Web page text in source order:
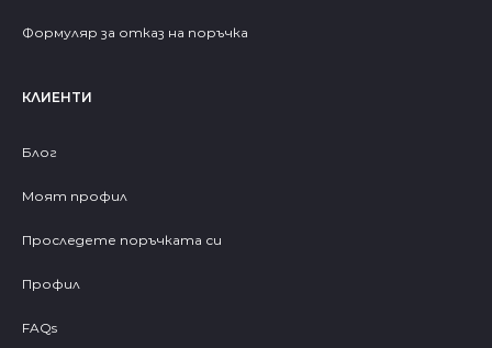
Формуляр за отказ на поръчка
КЛИЕНТИ
Блог
Моят профил
Проследете поръчката си
Профил
FAQs